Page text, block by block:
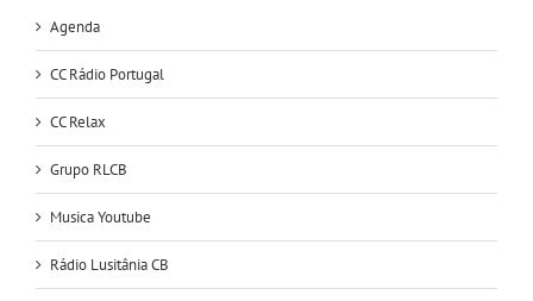
Agenda
CC Rádio Portugal
CC Relax
Grupo RLCB
Musica Youtube
Rádio Lusitânia CB